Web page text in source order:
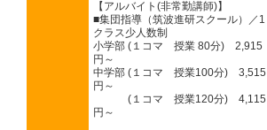
【アルバイト(非常勤講師)】
■集団指導（筑波進研スクール）／1
クラス少人数制
小学部 (１コマ 授業 80分) 2,915
円～
中学部 (１コマ 授業100分) 3,515
円～
(１コマ 授業120分) 4,115
円～